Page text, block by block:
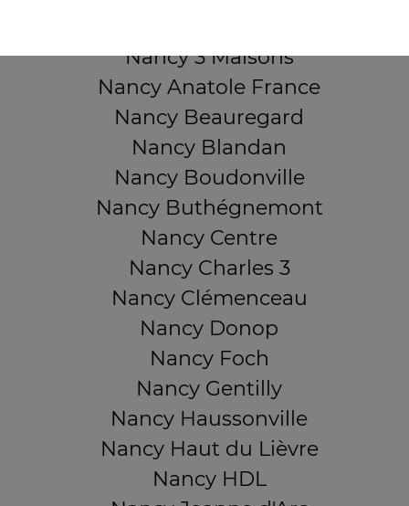
Nancy 3 Maisons
Nancy Anatole France
Nancy Beauregard
Nancy Blandan
Nancy Boudonville
Nancy Buthégnemont
Nancy Centre
Nancy Charles 3
Nancy Clémenceau
Nancy Donop
Nancy Foch
Nancy Gentilly
Nancy Haussonville
Nancy Haut du Lièvre
Nancy HDL